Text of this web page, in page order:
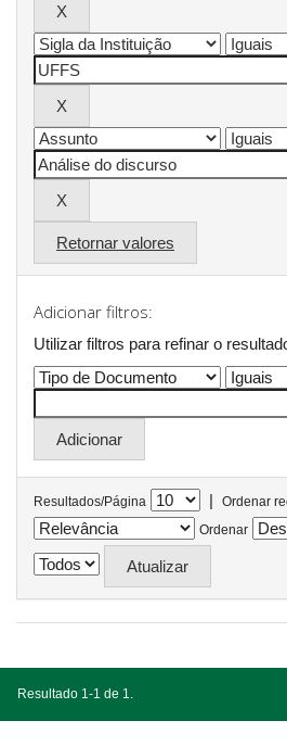
Retornar valores
Adicionar filtros:
Utilizar filtros para refinar o
Resultados/Página |
Ordenar
Ordenar
Resultado 1-1 de 1.